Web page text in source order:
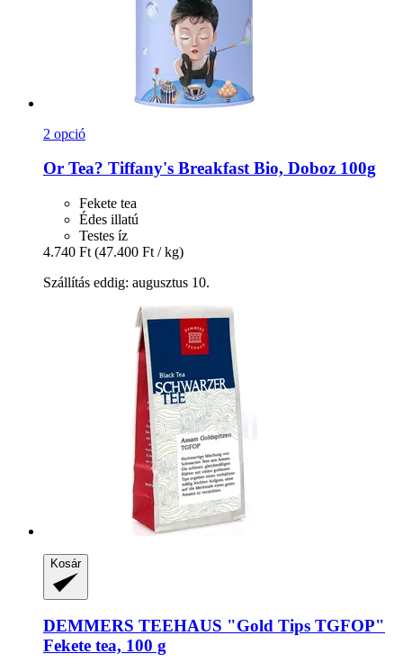
2 opció
Or Tea? Tiffany's Breakfast Bio, Doboz 100g
Fekete tea
Édes illatú
Testes íz
4.740 Ft (47.400 Ft / kg)
Szállítás eddig: augusztus 10.
Kosár
DEMMERS TEEHAUS "Gold Tips TGFOP"
Fekete tea, 100 g